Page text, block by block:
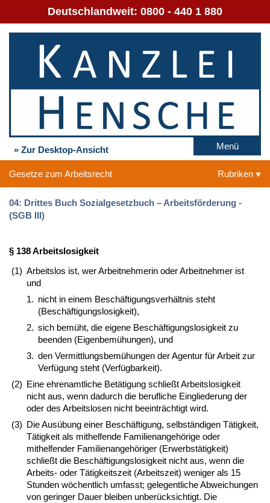
Deutschlandweit: 0800 - 440 1 880
» Zur Desktop-Ansicht Menü
Gesetze zum Arbeitsrecht Rubriken
04: Drittes Buch Sozialgesetzbuch – Arbeitsförderung -
(SGB III)
§ 138 Arbeitslosigkeit
(1) Arbeitslos ist, wer Arbeitnehmerin oder Arbeitnehmer ist
und
1. nicht in einem Beschäftigungsverhältnis steht
(Beschäftigungslosigkeit),
2. sich bemüht, die eigene Beschäftigungslosigkeit zu
beenden (Eigenbemühungen), und
3. den Vermittlungsbemühungen der Agentur für Arbeit zur
Verfügung steht (Verfügbarkeit).
(2) Eine ehrenamtliche Betätigung schließt Arbeitslosigkeit
nicht aus, wenn dadurch die berufliche Eingliederung der
oder des Arbeitslosen nicht beeinträchtigt wird.
(3) Die Ausübung einer Beschäftigung, selbständigen Tätigkeit,
Tätigkeit als mithelfende Familienangehörige oder
mithelfender Familienangehöriger (Erwerbstätigkeit)
schließt die Beschäftigungslosigkeit nicht aus, wenn die
Arbeits- oder Tätigkeitszeit (Arbeitszeit) weniger als 15
Stunden wöchentlich umfasst; gelegentliche Abweichungen
von geringer Dauer bleiben unberücksichtigt. Die